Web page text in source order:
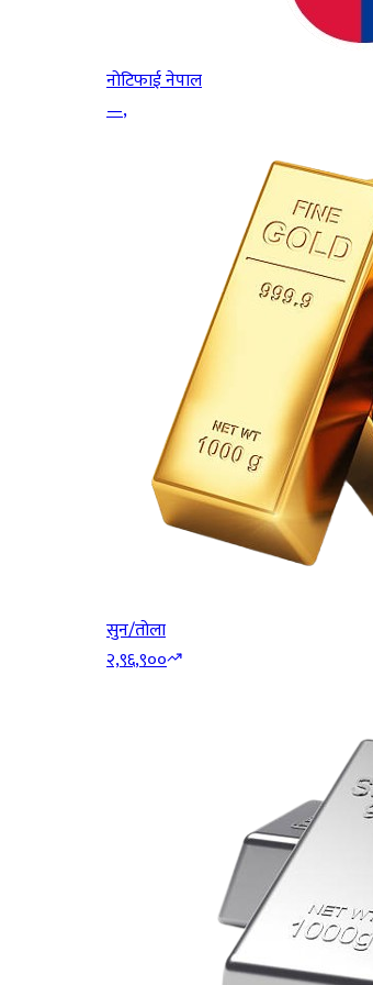
नोटिफाई नेपाल
—,
सुन/तोला
२,९६,९००